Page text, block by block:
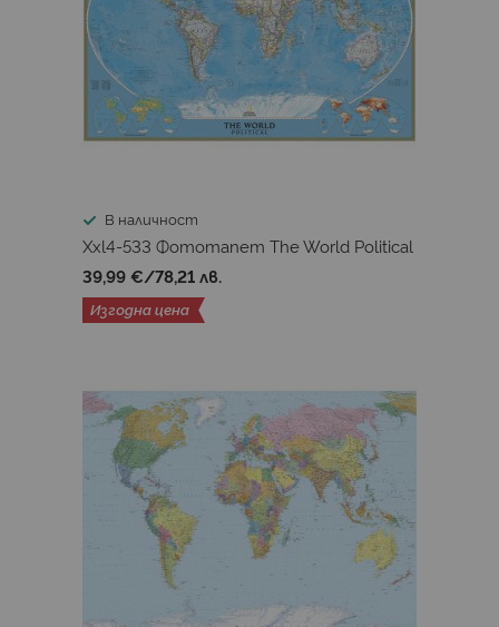
В наличност
Xxl4-533 Фототапет The World Political
39,99 €/78,21 лв.
Изгодна цена